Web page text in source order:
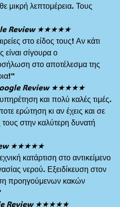
μικρή λεπτομέρεια. Τους
Review ★★★★★
στο είδος τους! Αν κάτι
είναι σίγουρα ο
στο αποτέλεσμα της
Review ★★★★★
και πολύ καλές τιμές.
ερώτηση κι αν έχεις και σε
στην καλύτερη δυνατή
★★★★★
κατάρτιση στο αντικείμενο
νερού. Εξειδίκευση στον
προηγούμενων κακών
Review ★★★★★